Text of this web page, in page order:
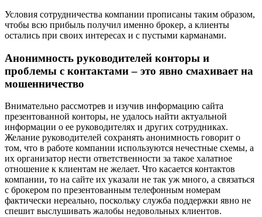
Условия сотрудничества компании прописаны таким образом,
чтобы всю прибыль получил именно брокер, а клиенты
остались при своих интересах и с пустыми карманами.
Анонимность руководителей конторы и
проблемы с контактами – это явно смахивает на
мошенничество
Внимательно рассмотрев и изучив информацию сайта
презентованной конторы, не удалось найти актуальной
информации о ее руководителях и других сотрудниках.
Желание руководителей сохранять анонимность говорит о
том, что в работе компании используются нечестные схемы, а
их организатор нести ответственности за такое халатное
отношение к клиентам не желает. Что касается контактов
компании, то на сайте их указали не так уж много, а связаться
с брокером по презентованным телефонным номерам
фактически нереально, поскольку служба поддержки явно не
спешит выслушивать жалобы недовольных клиентов.